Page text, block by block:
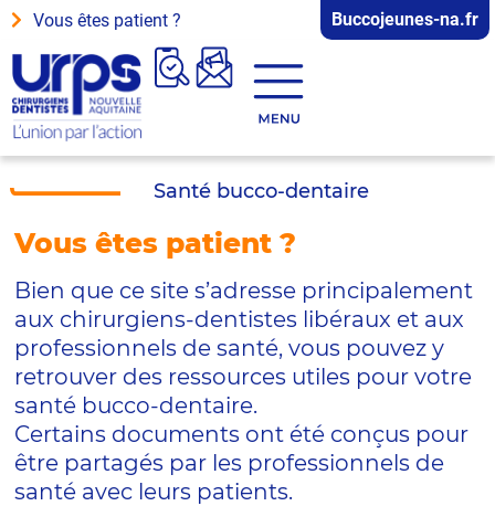
Vous êtes patient ? Buccojeunes-na.fr
Santé bucco-dentaire
Vous êtes patient ?
Bien que ce site s’adresse principalement
aux chirurgiens-dentistes libéraux et aux
professionnels de santé, vous pouvez y
retrouver des ressources utiles pour votre
santé bucco-dentaire.
Certains documents ont été conçus pour
être partagés par les professionnels de
santé avec leurs patients.